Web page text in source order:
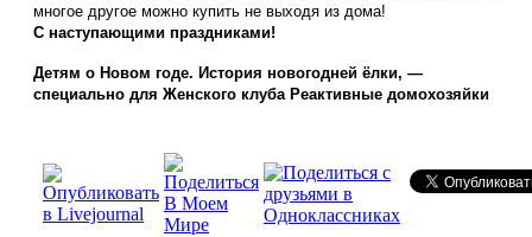
многое другое можно купить не выходя из дома!
С наступающими праздниками!
Детям о Новом годе. История новогодней ёлки, —
специально для Женского клуба Реактивные домохозяйки